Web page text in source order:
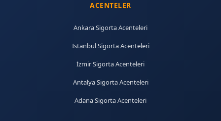
ACENTELER
Ankara Sigorta Acenteleri
İstanbul Sigorta Acenteleri
İzmir Sigorta Acenteleri
Antalya Sigorta Acenteleri
Adana Sigorta Acenteleri